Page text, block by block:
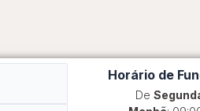
Horário de
De